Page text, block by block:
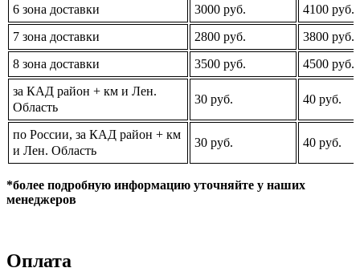
6 зона доставки
3000 руб.
4100 руб.
7 зона доставки
2800 руб.
3800 руб.
8 зона доставки
3500 руб.
4500 руб.
за КАД район + км и Лен.
Область
30 руб. 40 руб.
по России, за КАД район + км
и Лен. Область
30 руб. 40 руб.
*более подробную информацию уточняйте у наших
менеджеров
Оплата